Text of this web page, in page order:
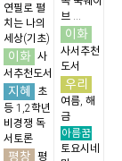
연필로 펼
치는 나의
세상(기초)
이화 사
서추천도서
지혜
초
등 1,2학년
비경쟁 독
서토론
평창 평
브 ...
이화
사서추천
도서
우리
여름, 해
금
아름꿈
토요시네